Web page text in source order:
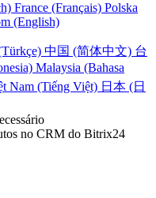
France (Français) Polska
(English)
中国 (简体中文) 台
Malaysia (Bahasa
Nam (Tiếng Việt) 日本 (日
no CRM do Bitrix24